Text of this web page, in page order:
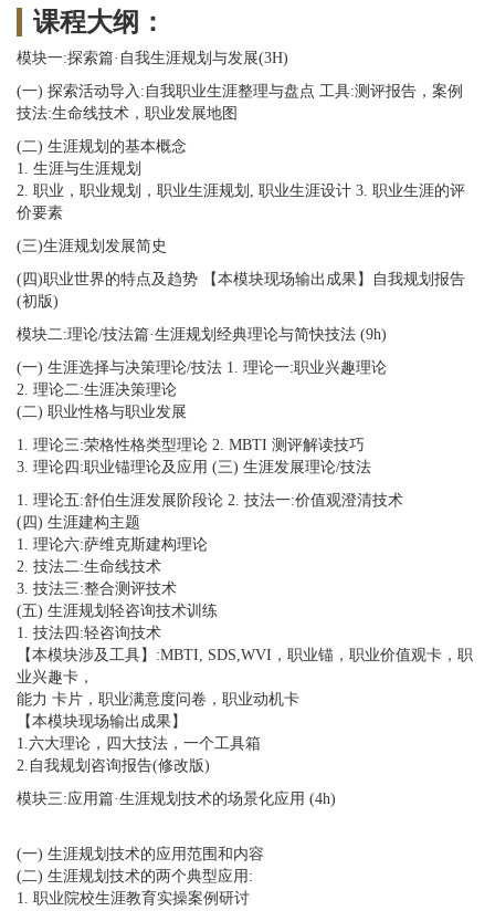
课程大纲：
模块一:探索篇·自我生涯规划与发展(3H)
(一) 探索活动导入:自我职业生涯整理与盘点 工具:测评报告，案例
技法:生命线技术，职业发展地图
(二) 生涯规划的基本概念
1. 生涯与生涯规划
2. 职业，职业规划，职业生涯规划, 职业生涯设计 3. 职业生涯的评
价要素
(三)生涯规划发展简史
(四)职业世界的特点及趋势 【本模块现场输出成果】自我规划报告
(初版)
模块二:理论/技法篇·生涯规划经典理论与简快技法 (9h)
(一) 生涯选择与决策理论/技法 1. 理论一:职业兴趣理论
2. 理论二:生涯决策理论
(二) 职业性格与职业发展
1. 理论三:荣格性格类型理论 2. MBTI 测评解读技巧
3. 理论四:职业锚理论及应用 (三) 生涯发展理论/技法
1. 理论五:舒伯生涯发展阶段论 2. 技法一:价值观澄清技术
(四) 生涯建构主题
1. 理论六:萨维克斯建构理论
2. 技法二:生命线技术
3. 技法三:整合测评技术
(五) 生涯规划轻咨询技术训练
1. 技法四:轻咨询技术
【本模块涉及工具】:MBTI, SDS,WVI，职业锚，职业价值观卡，职
业兴趣卡，
能力 卡片，职业满意度问卷，职业动机卡
【本模块现场输出成果】
1.六大理论，四大技法，一个工具箱
2.自我规划咨询报告(修改版)
模块三:应用篇·生涯规划技术的场景化应用 (4h)
(一) 生涯规划技术的应用范围和内容
(二) 生涯规划技术的两个典型应用:
1. 职业院校生涯教育实操案例研讨